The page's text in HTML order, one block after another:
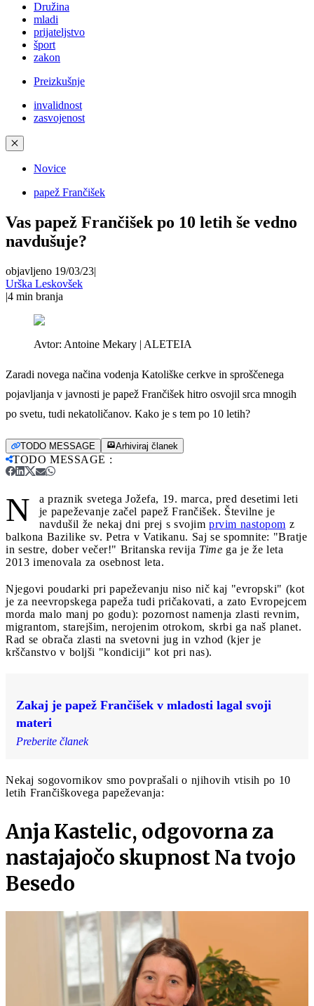
Družina
mladi
prijateljstvo
šport
zakon
Preizkušnje
invalidnost
zasvojenost
✕
Novice
papež Frančišek
Vas papež Frančišek po 10 letih še vedno
navdušuje?
objavljeno 19/03/23|
Urška Leskovšek
|4 min branja
Avtor: Antoine Mekary | ALETEIA
Zaradi novega načina vodenja Katoliške cerkve in sproščenega
pojavljanja v javnosti je papež Frančišek hitro osvojil srca mnogih
po svetu, tudi nekatoličanov. Kako je s tem po 10 letih?
TODO MESSAGE Arhiviraj članek
TODO MESSAGE :
N
a praznik svetega Jožefa, 19. marca, pred desetimi leti
je papeževanje začel papež Frančišek. Številne je
navdušil že nekaj dni prej s svojim prvim nastopom z
balkona Bazilike sv. Petra v Vatikanu. Saj se spomnite: "Bratje
in sestre, dober večer!" Britanska revija Time ga je že leta
2013 imenovala za osebnost leta.
Njegovi poudarki pri papeževanju niso nič kaj "evropski" (kot
je za neevropskega papeža tudi pričakovati, a zato Evropejcem
morda malo manj po godu): pozornost namenja zlasti revnim,
migrantom, starejšim, nerojenim otrokom, skrbi ga naš planet.
Rad se obrača zlasti na svetovni jug in vzhod (kjer je
krščanstvo v boljši "kondiciji" kot pri nas).
Zakaj je papež Frančišek v mladosti lagal svoji
materi
Preberite članek
Nekaj sogovornikov smo povprašali o njihovih vtisih po 10
letih Frančiškovega papeževanja:
Anja Kastelic, odgovorna za
nastajajočo skupnost Na tvojo
Besedo